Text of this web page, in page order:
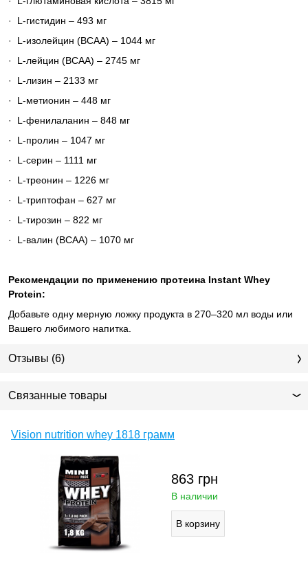
·
L-гистидин – 493 мг
·
L-изолейцин (BCAA) – 1044 мг
·
L-лейцин (BCAA) – 2745 мг
·
L-лизин – 2133 мг
·
L-метионин – 448 мг
·
L-фенилаланин – 848 мг
·
L-пролин – 1047 мг
·
L-серин – 1111 мг
·
L-треонин – 1226 мг
·
L-триптофан – 627 мг
·
L-тирозин – 822 мг
·
L-валин (BCAA) – 1070 мг
Рекомендации по применению протеина Instant Whey
Protein:
Добавьте одну мерную ложку продукта в 270–320 мл воды или
Вашего любимого напитка.
Отзывы (6)
Связанные товары
Vision nutrition whey 1818 грамм
863 грн
В наличии